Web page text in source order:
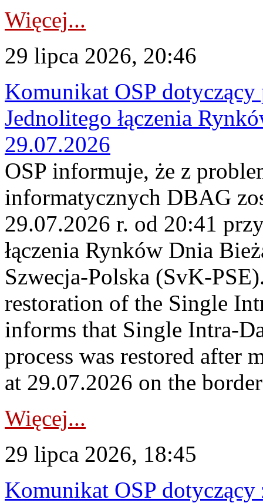
Więcej...
29 lipca 2026, 20:46
Komunikat OSP
Jednolitego łączenia
29.07.2026
OSP informuje, że z
informatycznych DBAG
29.07.2026 r. od 20:41
łączenia Rynków Dnia
Szwecja-Polska (SvK-
restoration of the Single
informs that Single Intra-
process was restored after
at 29.07.2026 on the
Więcej...
29 lipca 2026, 18:45
Komunikat OSP dotyczący